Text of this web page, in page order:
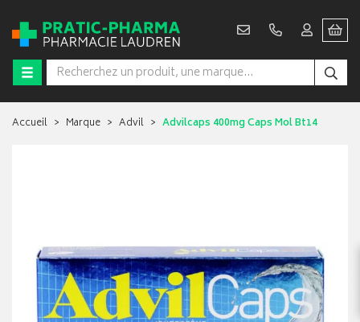
Accueil Marque Advil Advilcaps 400mg Caps Mol Bt14